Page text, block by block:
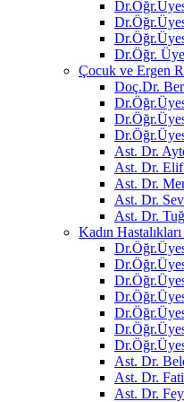
Dr.Öğr.
Çocuk ve Ergen
Doç.Dr.
Ast. Dr.
Ast. Dr.
Ast. Dr.
Ast. Dr.
Ast. Dr.
Kadın
Ast. Dr.
Ast. Dr.
Ast. Dr.